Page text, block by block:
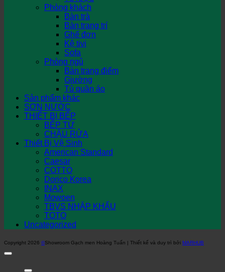
Phòng khách
Bàn trà
Bàn trang trí
Ghế đơn
Kệ tivi
Sofa
Phòng ngủ
Bàn trang điểm
Giường
Tủ quần áo
Sản phẩm khác
SƠN NƯỚC
THIẾT BỊ BẾP
BẾP TỪ
CHẬU RỬA
Thiết Bị Vệ Sinh
American Standard
Caesar
COTTO
Dorico Korea
INAX
Mowoen
TBVS NHẬP KHẨU
TOTO
Uncategorized
Copyright 2026 ©Showroom Gạch men Hoàng Tuấn | Thiết kế và duy trì bởi MARHUB